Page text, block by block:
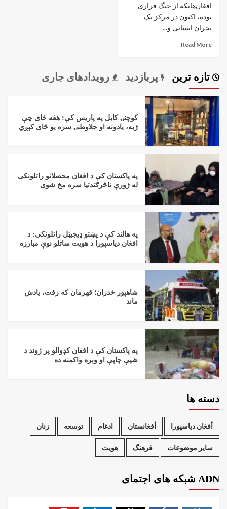
افغان‌هایکه از جنگ فراری
بوده، اکنون در مرکز یک
بحران انسانی و...
Read More
تازه ترین پربازدید رویدادهای جاری
کوچنۍ کابل په پاریس کې: هغه ځای چې
ژبه، یادونه او جلاوطنۍ سره یو ځای کېږي
په پاکستان کې د افغان محصلانو راتلونکی
له ژورې ناڅرګندتیا سره مخ شوی
په هالند کې د پښتو ډیجیټل راتلونکی: د
افغان دیاسپورا د هویت ساتلو نوې مبارزه
شاهپور ځدران؛ قهرمان که رفت، یادش
ماند
په پاکستان کې د افغان کډوالو پر ژوند د
شپې چاپې او وېره واکمنه ده
دسته ها
أفغان دیاسپورا أفغانستان ادغام توسعه زنان
سایر موضوعات فرهنگ هویت
ADN شبکه های اجتمای